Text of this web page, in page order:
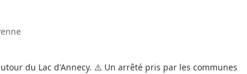
du Lac d'Annecy. ⚠️ Un arrêté pris par les communes